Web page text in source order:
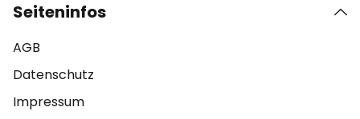
Seiteninfos
AGB
Datenschutz
Impressum